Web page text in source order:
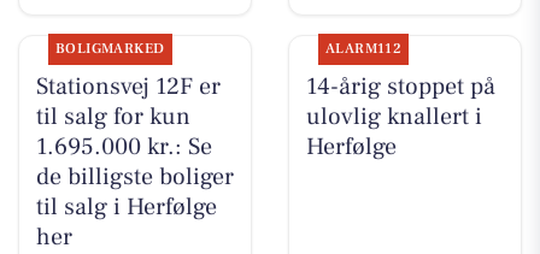
BOLIGMARKED
Stationsvej 12F er
til salg for kun
1.695.000 kr.: Se
de billigste boliger
til salg i Herfølge
her
ALARM112
14-årig stoppet på
ulovlig knallert i
Herfølge